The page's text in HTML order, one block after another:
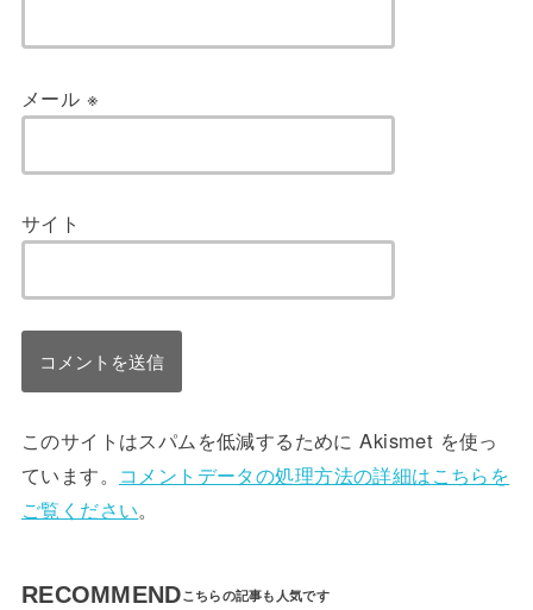
メール ※
サイト
このサイトはスパムを低減するために Akismet を使っ
ています。 コメントデータの処理方法の詳細はこちらを
ご覧ください。
RECOMMEND